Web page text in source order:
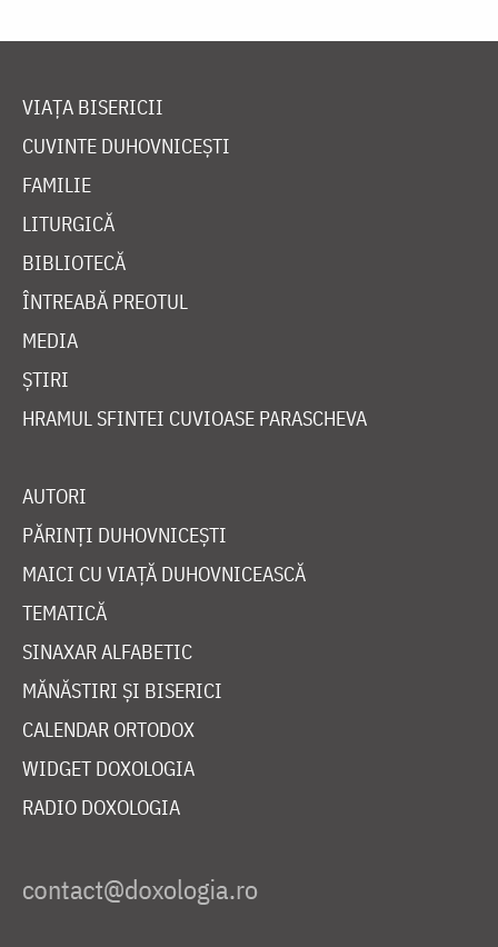
VIAȚA BISERICII
CUVINTE DUHOVNICEȘTI
FAMILIE
LITURGICĂ
BIBLIOTECĂ
ÎNTREABĂ PREOTUL
MEDIA
ȘTIRI
HRAMUL SFINTEI CUVIOASE PARASCHEVA
AUTORI
PĂRINȚI DUHOVNICEȘTI
MAICI CU VIAȚĂ DUHOVNICEASCĂ
TEMATICĂ
SINAXAR ALFABETIC
MĂNĂSTIRI ȘI BISERICI
CALENDAR ORTODOX
WIDGET DOXOLOGIA
RADIO DOXOLOGIA